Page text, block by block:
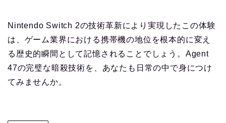
Nintendo Switch 2の技術革新により実現したこの体験
は、ゲーム業界における携帯機の地位を根本的に変え
る歴史的瞬間として記憶されることでしょう。Agent
47の完璧な暗殺技術を、あなたも日常の中で身につけ
てみませんか。